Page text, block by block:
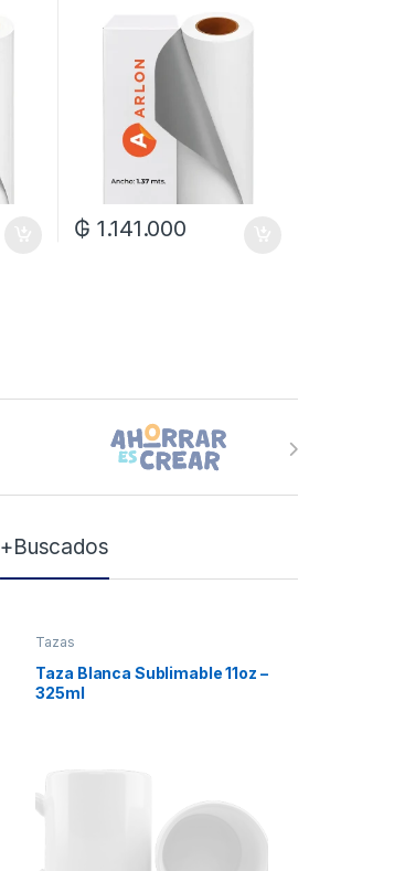
₲1.141.000
+Buscados
Tazas
Taza Blanca Sublimable 11oz –
325ml